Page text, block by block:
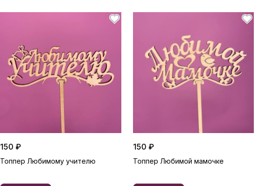
150 ₽
Топпер Любимому учителю
150 ₽
Топпер Любимой мамочке